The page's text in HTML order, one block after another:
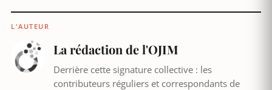
L'AUTEUR
La rédaction de l'OJIM
Derrière cette signature collective : les
contributeurs réguliers et correspondants de